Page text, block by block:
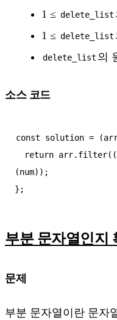
1 ≤ delete_list
1 ≤ delete_list
delete_list 의
소스 코드
const solution =
(num));
부분 문자열인지
문제
부분 문자열이란 문자